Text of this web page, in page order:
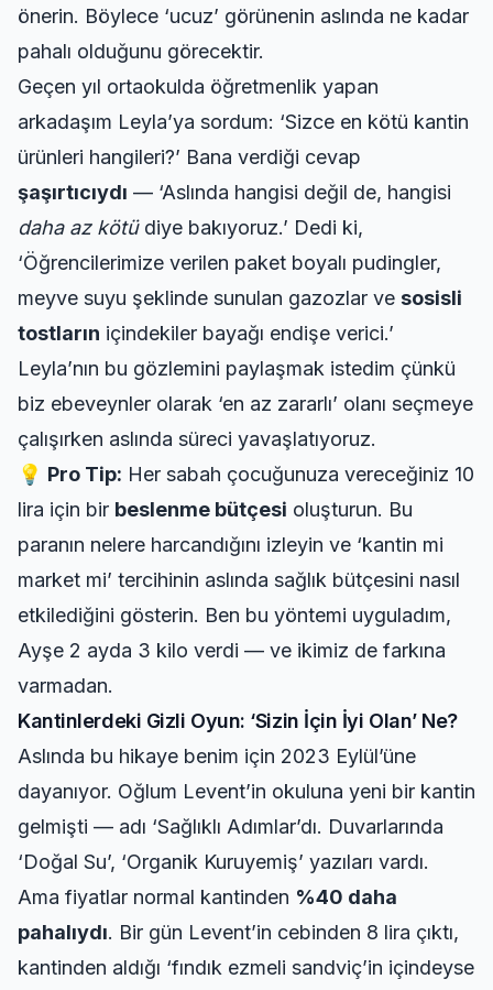
önerin. Böylece ‘ucuz’ görünenin aslında ne kadar
pahalı olduğunu görecektir.
Geçen yıl ortaokulda öğretmenlik yapan
arkadaşım Leyla’ya sordum: ‘Sizce en kötü kantin
ürünleri hangileri?’ Bana verdiği cevap
şaşırtıcıydı — ‘Aslında hangisi değil de, hangisi
daha az kötüdiye bakıyoruz.’ Dedi ki,
‘Öğrencilerimize verilen paket boyalı pudingler,
meyve suyu şeklinde sunulan gazozlar ve sosisli
tostların içindekiler bayağı endişe verici.’
Leyla’nın bu gözlemini paylaşmak istedim çünkü
biz ebeveynler olarak ‘en az zararlı’ olanı seçmeye
çalışırken aslında süreci yavaşlatıyoruz.
💡 Pro Tip: Her sabah çocuğunuza vereceğiniz 10
lira için bir beslenme bütçesi oluşturun. Bu
paranın nelere harcandığını izleyin ve ‘kantin mi
market mi’ tercihinin aslında sağlık bütçesini nasıl
etkilediğini gösterin. Ben bu yöntemi uyguladım,
Ayşe 2 ayda 3 kilo verdi — ve ikimiz de farkına
varmadan.
Kantinlerdeki Gizli Oyun: ‘Sizin İçin İyi Olan’ Ne?
Aslında bu hikaye benim için 2023 Eylül’üne
dayanıyor. Oğlum Levent’in okuluna yeni bir kantin
gelmişti — adı ‘Sağlıklı Adımlar’dı. Duvarlarında
‘Doğal Su’, ‘Organik Kuruyemiş’ yazıları vardı.
Ama fiyatlar normal kantinden %40 daha
pahalıydı. Bir gün Levent’in cebinden 8 lira çıktı,
kantinden aldığı ‘fındık ezmeli sandviç’in içindeyse